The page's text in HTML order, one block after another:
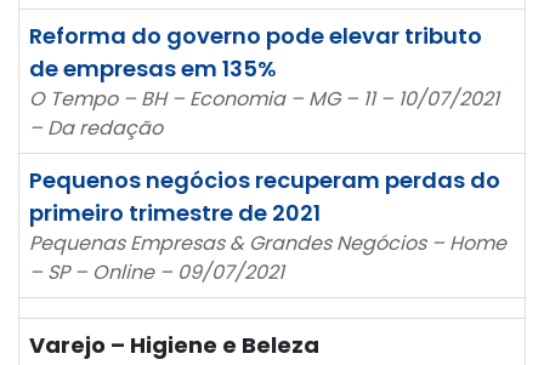
Reforma do governo pode elevar tributo
de empresas em 135%
O Tempo – BH – Economia – MG – 11 – 10/07/2021
– Da redação
Pequenos negócios recuperam perdas do
primeiro trimestre de 2021
Pequenas Empresas & Grandes Negócios – Home
– SP – Online – 09/07/2021
Varejo – Higiene e Beleza